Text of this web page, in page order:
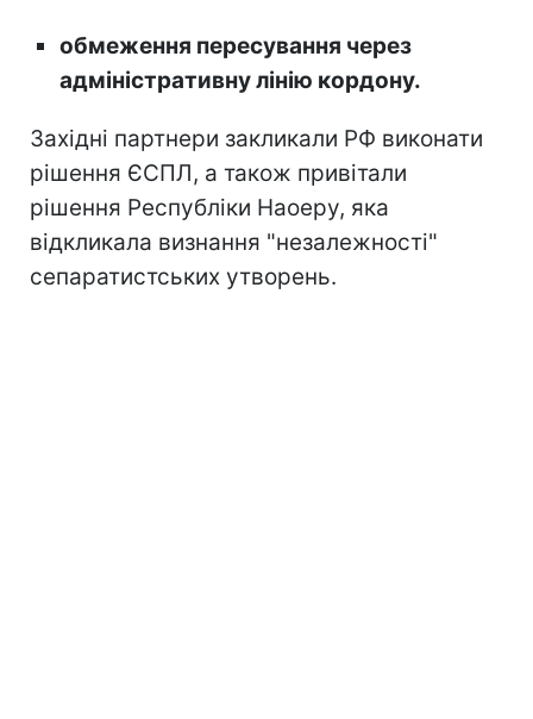
обмеження пересування через
адміністративну лінію кордону.
Західні партнери закликали РФ виконати
рішення ЄСПЛ, а також привітали
рішення Республіки Наоеру, яка
відкликала визнання "незалежності"
сепаратистських утворень.